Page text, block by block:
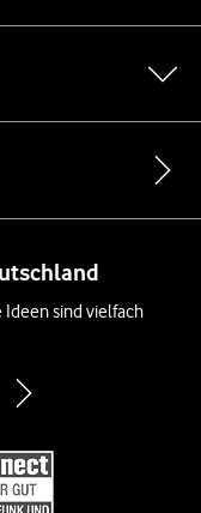
Ideen sind vielfach